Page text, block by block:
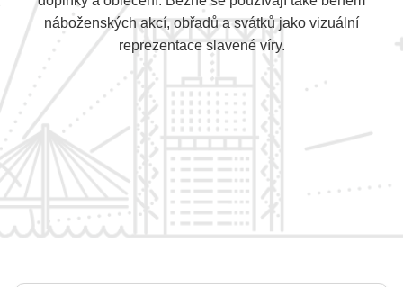
náboženských akcí, obřadů a svátků jako vizuální
reprezentace slavené víry.